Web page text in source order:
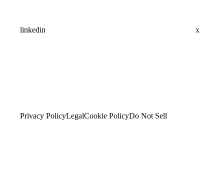
linkedin x
Privacy PolicyLegalCookie PolicyDo Not Sell